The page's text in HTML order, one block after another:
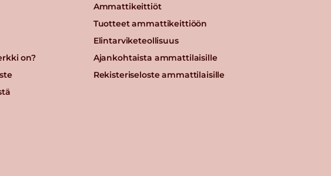
on?
Ammattikeittiöt
Tuotteet ammattikeittiöön
Elintarviketeollisuus
Ajankohtaista ammattilaisille
Rekisteriseloste ammattilaisille